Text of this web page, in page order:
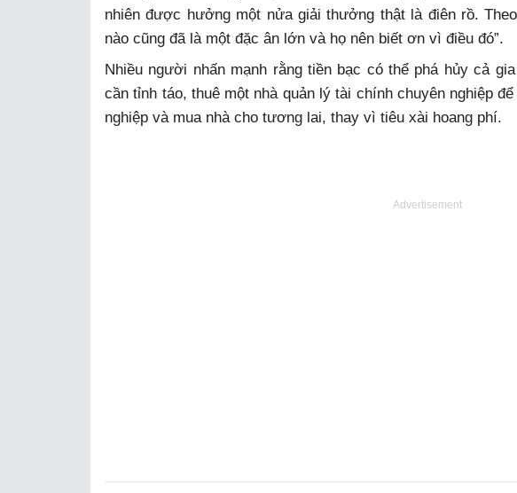
nhiên được hưởng một nửa giải thưởng thật là điên rồ.
nào cũng đã là một đặc ân lớn và họ nên biết ơn vì điều đó”.
Nhiều người nhấn mạnh rằng tiền bạc có thể phá hủy cả
cần tỉnh táo, thuê một nhà quản lý tài chính chuyên nghiệp
nghiệp và mua nhà cho tương lai, thay vì tiêu xài hoang phí.
Advertisement